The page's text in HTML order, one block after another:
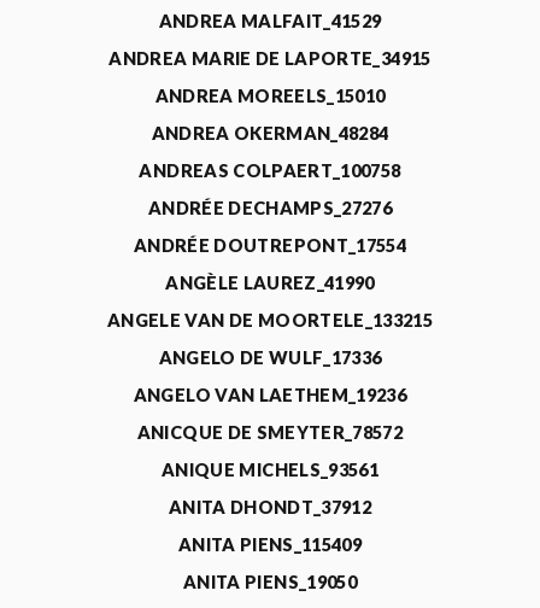
ANDREA MALFAIT_41529
ANDREA MARIE DE LAPORTE_34915
ANDREA MOREELS_15010
ANDREA OKERMAN_48284
ANDREAS COLPAERT_100758
ANDRÉE DECHAMPS_27276
ANDRÉE DOUTREPONT_17554
ANGÈLE LAUREZ_41990
ANGELE VAN DE MOORTELE_133215
ANGELO DE WULF_17336
ANGELO VAN LAETHEM_19236
ANICQUE DE SMEYTER_78572
ANIQUE MICHELS_93561
ANITA DHONDT_37912
ANITA PIENS_115409
ANITA PIENS_19050